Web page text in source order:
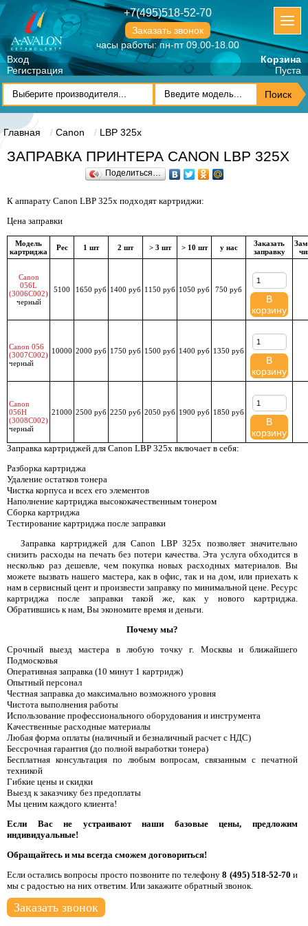
+7(495)518-52-70
Заказать звонок
часы работы: пн-пт 09.00-18.00
Вход
Регистрация
Корзина
Пуста
Главная Canon LBP 325x
ЗАПРАВКА ПРИНТЕРА CANON LBP 325X
Поделиться…
К аппарату Canon LBP 325x подходят картриджи:
Цена заправки
Модель
картриджа
Рес 1 шт 2 шт > 3 шт > 10 шт у нас
Заказать
заправку
Canon
056L
(3006C002)
черный
5100 1650 руб 1400 руб 1150 руб 1050 руб 750 руб
В
корзину
Canon 056
(3007C002)
черный
10000 2000 руб 1750 руб 1500 руб 1400 руб 1350 руб
В
корзину
Canon
056H
(3008C002)
черный
21000 2500 руб 2250 руб 2050 руб 1900 руб 1850 руб
В
корзину
Заправка картриджей для Canon LBP 325x включает в себя:
Разборка картриджа
Удаление остатков тонера
Чистка корпуса и всех его элементов
Наполнение картриджа высококачественным тонером
Сборка картриджа
Тестирование картриджа после заправки
Заправка картриджей для Canon LBP 325x позволяет значительно
снизить расходы на печать без потери качества. Эта услуга обходится в
несколько раз дешевле, чем покупка новых расходных материалов. Вы
можете вызвать нашего мастера, как в офис, так и на дом, или приехать к
нам в сервисный цент и произвести заправку по минимальной цене. Ресурс
картриджа после заправки такой же, как у нового картриджа.
Обратившись к нам, Вы экономите время и деньги.
Почему мы?
Срочный выезд мастера в любую точку г. Москвы и ближайшего
Подмосковья
Оперативная заправка (10 минут 1 картридж)
Опытный персонал
Честная заправка до максимально возможного уровня
Чистота выполнения работы
Использование профессионального оборудования и инструмента
Качественные расходные материалы
Любая форма оплаты (наличный и безналичный расчет с НДС)
Бессрочная гарантия (до полной выработки тонера)
Бесплатная консультация по любым вопросам, связанным с печатной
техникой
Гибкие цены и скидки
Выезд к заказчику без предоплаты
Мы ценим каждого клиента!
Если Вас не устраивают наши базовые цены, предложим
индивидуальные!
Обращайтесь и мы всегда сможем договориться!
Если остались вопросы просто позвоните по телефону8 (495) 518-52-70 и
мы с радостью на них ответим. Или закажите обратный звонок.
Заказать звонок